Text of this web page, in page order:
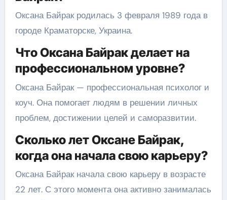
Оксана Байрак родилась 3 февраля 1989 года в
городе Краматорске, Украина.
Что Оксана Байрак делает на
профессиональном уровне?
Оксана Байрак — профессиональная психолог и
коуч. Она помогает людям в решении личных
проблем, достижении целей и саморазвитии.
Сколько лет Оксане Байрак,
когда она начала свою карьеру?
Оксана Байрак начала свою карьеру в возрасте
22 лет. С этого момента она активно занималась